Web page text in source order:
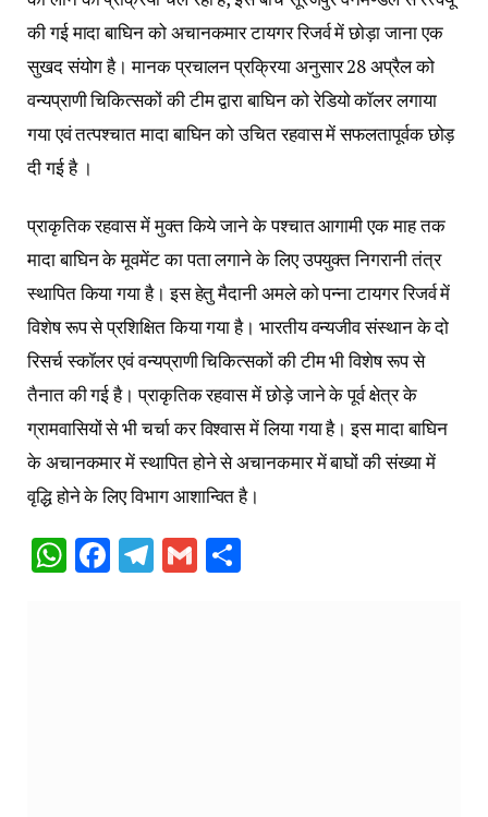
की गई मादा बाघिन को अचानकमार टायगर रिजर्व में छोड़ा जाना एक
सुखद संयोग है। मानक प्रचालन प्रक्रिया अनुसार 28 अप्रैल को
वन्यप्राणी चिकित्सकों की टीम द्वारा बाघिन को रेडियो कॉलर लगाया
गया एवं तत्पश्चात मादा बाघिन को उचित रहवास में सफलतापूर्वक छोड़
दी गई है ।
प्राकृतिक रहवास में मुक्त किये जाने के पश्चात आगामी एक माह तक
मादा बाघिन के मूवमेंट का पता लगाने के लिए उपयुक्त निगरानी तंत्र
स्थापित किया गया है। इस हेतु मैदानी अमले को पन्ना टायगर रिजर्व में
विशेष रूप से प्रशिक्षित किया गया है। भारतीय वन्यजीव संस्थान के दो
रिसर्च स्कॉलर एवं वन्यप्राणी चिकित्सकों की टीम भी विशेष रूप से
तैनात की गई है। प्राकृतिक रहवास में छोड़े जाने के पूर्व क्षेत्र के
ग्रामवासियों से भी चर्चा कर विश्वास में लिया गया है। इस मादा बाघिन
के अचानकमार में स्थापित होने से अचानकमार में बाघों की संख्या में
वृद्धि होने के लिए विभाग आशान्वित है।
WhatsApp
Facebook
Telegram
Gmail